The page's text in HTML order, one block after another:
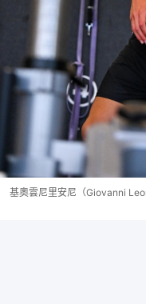
基奧雲尼里安尼（Giovanni